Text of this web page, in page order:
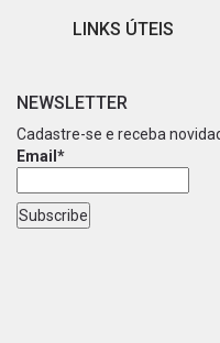
LINKS ÚTEIS
NEWSLETTER
Cadastre-se e receba
Email*